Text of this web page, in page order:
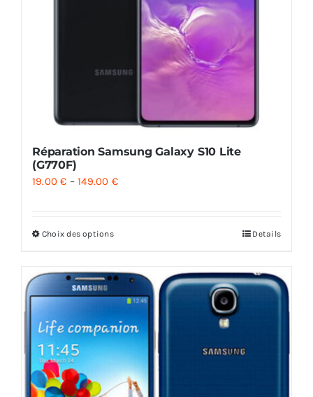
Réparation Samsung Galaxy S10 Lite
(G770F)
19.00€ –149.00 €
Choix des options Details